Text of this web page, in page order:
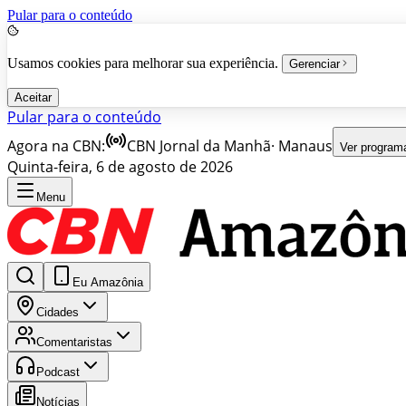
Pular para o conteúdo
Usamos cookies para melhorar sua experiência. Gerenciar
Aceitar
Pular para o conteúdo
Agora na CBN:
CBN Jornal da Manhã· Manaus Ver
Quinta-feira, 6 de agosto de 2026
Menu
Eu Amazônia
Cidades
Comentaristas
Podcast
Notícias